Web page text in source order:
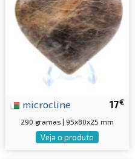
17€
microcline
290 gramas | 95x80x25 mm
Veja o produto